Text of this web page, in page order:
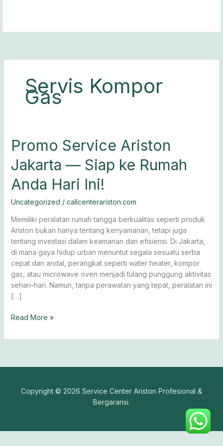
Servis Kompor
Gas
Promo Service Ariston
Jakarta — Siap ke Rumah
Anda Hari Ini!
Uncategorized / callcenterariston.com
Memiliki peralatan rumah tangga berkualitas seperti produk
Ariston bukan hanya tentang kenyamanan, tetapi juga
tentang investasi dalam keamanan dan efisiensi. Di Jakarta,
di mana gaya hidup urban menuntut segala sesuatu serba
cepat dan andal, perangkat seperti water heater, kompor
gas, atau microwave oven menjadi tulang punggung aktivitas
sehari-hari. Namun, tanpa perawatan yang tepat, peralatan ini
[…]
Promo
Service
Ariston
—
ke
Rumah
Anda
Hari
Ini!
Read More »
Copyright © 2026 Service Center Ariston Profesional &
Bergaransi.